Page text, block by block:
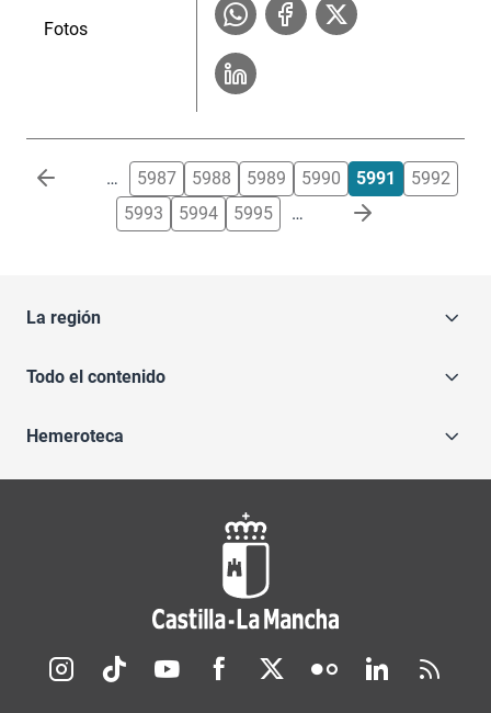
Fotos
Paginación … 5987 5988 5989 5990 5991
5992
5993
5994 5995 …
La región
Todo el contenido
Hemeroteca
Redes sociales JCCM